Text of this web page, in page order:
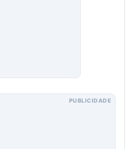
PUBLICIDADE